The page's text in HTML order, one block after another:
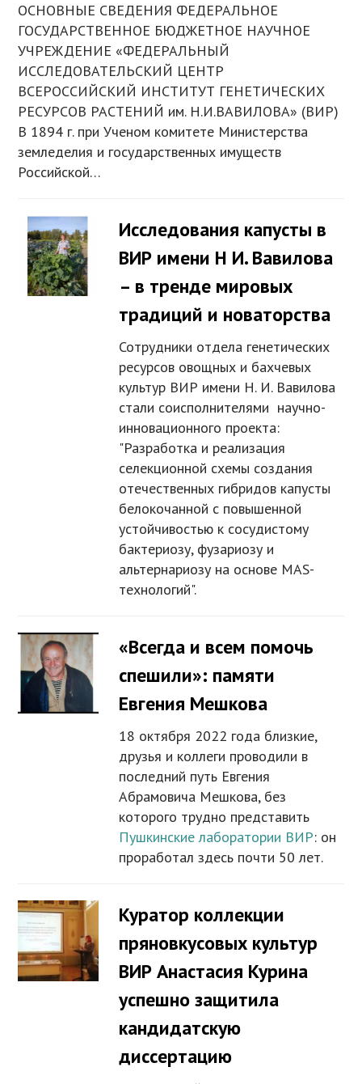
ОСНОВНЫЕ СВЕДЕНИЯ ФЕДЕРАЛЬНОЕ
ГОСУДАРСТВЕННОЕ БЮДЖЕТНОЕ НАУЧНОЕ
УЧРЕЖДЕНИЕ «ФЕДЕРАЛЬНЫЙ
ИССЛЕДОВАТЕЛЬСКИЙ ЦЕНТР
ВСЕРОССИЙСКИЙ ИНСТИТУТ ГЕНЕТИЧЕСКИХ
РЕСУРСОВ РАСТЕНИЙ им. Н.И.ВАВИЛОВА» (ВИР)
В 1894 г. при Ученом комитете Министерства
земледелия и государственных имуществ
Российской…
Исследования капусты в
ВИР имени Н И. Вавилова
– в тренде мировых
традиций и новаторства
Сотрудники отдела генетических
ресурсов овощных и бахчевых
культур ВИР имени Н. И. Вавилова
стали соисполнителями научно-
инновационного проекта:
"Разработка и реализация
селекционной схемы создания
отечественных гибридов капусты
белокочанной с повышенной
устойчивостью к сосудистому
бактериозу, фузариозу и
альтернариозу на основе MAS-
технологий".
«Всегда и всем помочь
спешили»: памяти
Евгения Мешкова
18 октября 2022 года близкие,
друзья и коллеги проводили в
последний путь Евгения
Абрамовича Мешкова, без
которого трудно представить
Пушкинские лаборатории ВИР: он
проработал здесь почти 50 лет.
Куратор коллекции
пряновкусовых культур
ВИР Анастасия Курина
успешно защитила
кандидатскую
диссертацию